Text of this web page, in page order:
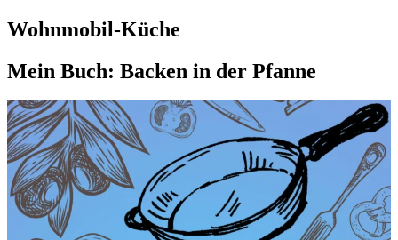
Wohnmobil-Küche
Mein Buch: Backen in der Pfanne